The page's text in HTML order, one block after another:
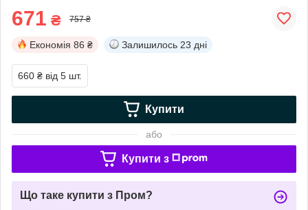
671 ₴ 757 ₴
Економія 86 ₴ Залишилось 23 дні
660 ₴ від 5 шт.
Купити
або
Купити з
Що таке купити з Пром?